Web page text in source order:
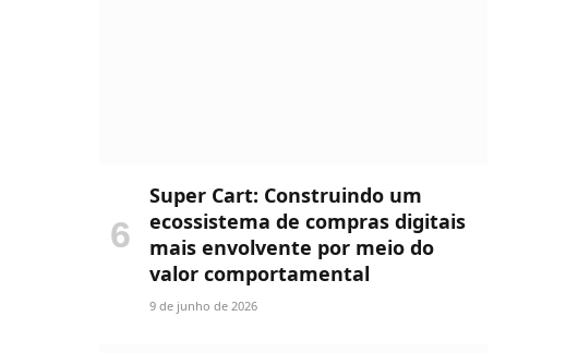
Super Cart: Construindo um
ecossistema de compras digitais
mais envolvente por meio do
valor comportamental
9 de junho de 2026